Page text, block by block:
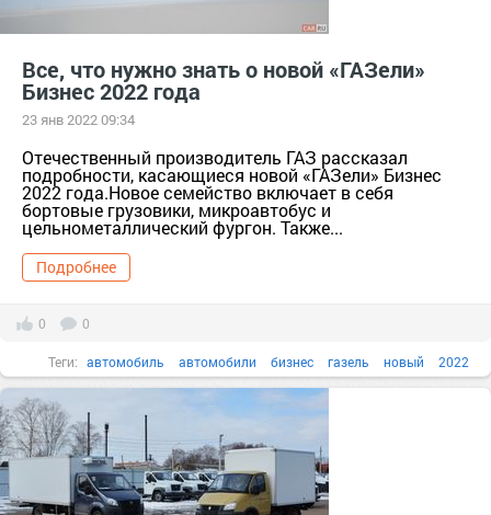
Все, что нужно знать о новой «ГАЗели»
Бизнес 2022 года
23 янв 2022 09:34
Отечественный производитель ГАЗ рассказал
подробности, касающиеся новой «ГАЗели» Бизнес
2022 года.Новое семейство включает в себя
бортовые грузовики, микроавтобус и
цельнометаллический фургон. Также...
Подробнее
0 0
Теги: автомобиль автомобили бизнес газель новый 2022